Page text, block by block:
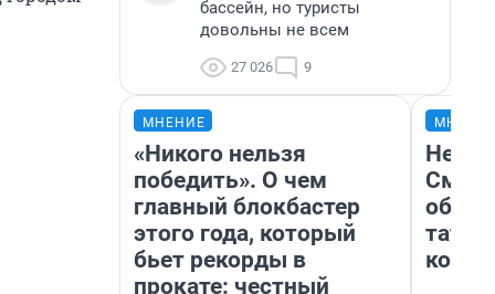
бассейн, но туристы
довольны не всем
27 026 9
МНЕНИЕ
«Никого нельзя
победить». О чем
главный блокбастер
этого года, который
бьет рекорды в
прокате: честный